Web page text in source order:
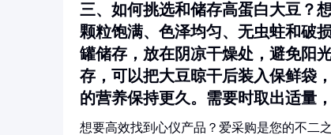
三、如何挑选和储存高蛋白大豆？
颗粒饱满、色泽均匀、无虫蛀和破
罐储存，放在阴凉干燥处，避免阳
存，可以把大豆晾干后装入保鲜袋
的营养保持更久。需要时取出适量
想要高效找到心仪产品？爱采购是您的不二